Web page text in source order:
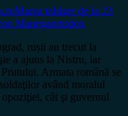
Marea trădare de la 23
Manegaortodox
rușii au trecut la
a ajuns la Nistru, iar
Armata română se
având moralul
cât şi guvernul